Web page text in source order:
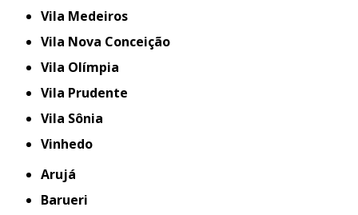
Vila Medeiros
Vila Nova Conceição
Vila Olímpia
Vila Prudente
Vila Sônia
Vinhedo
Arujá
Barueri